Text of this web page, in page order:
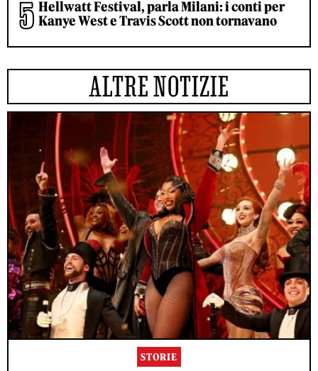
Hellwatt Festival, parla Milani: i conti per
Kanye West e Travis Scott non tornavano
ALTRE NOTIZIE
STORIE